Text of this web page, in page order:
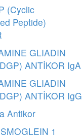
(Cyclic
Peptide)
GLIADIN
ANTİKOR IgA
GLIADIN
ANTİKOR IgG
Antikor
1